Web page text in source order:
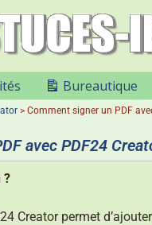
Bureautique
> Comment signer un PDF
avec PDF24
?
Creator permet